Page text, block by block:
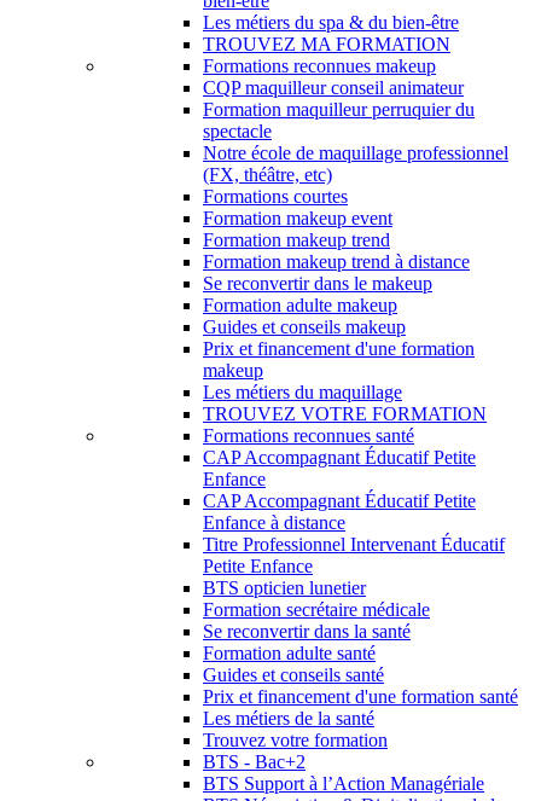
Les métiers du spa & du bien-être
TROUVEZ MA FORMATION
Formations reconnues makeup
CQP maquilleur conseil animateur
Formation maquilleur perruquier du
spectacle
Notre école de maquillage professionnel
(FX, théâtre, etc)
Formations courtes
Formation makeup event
Formation makeup trend
Formation makeup trend à distance
Se reconvertir dans le makeup
Formation adulte makeup
Guides et conseils makeup
Prix et financement d'une formation
makeup
Les métiers du maquillage
TROUVEZ VOTRE FORMATION
Formations reconnues santé
CAP Accompagnant Éducatif Petite
Enfance
CAP Accompagnant Éducatif Petite
Enfance à distance
Titre Professionnel Intervenant Éducatif
Petite Enfance
BTS opticien lunetier
Formation secrétaire médicale
Se reconvertir dans la santé
Formation adulte santé
Guides et conseils santé
Prix et financement d'une formation santé
Les métiers de la santé
Trouvez votre formation
BTS - Bac+2
BTS Support à l’Action Managériale